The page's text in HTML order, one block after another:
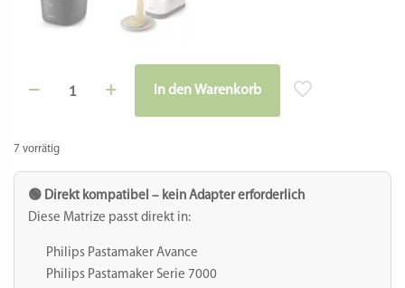
7 vorrätig
Pro-
für
Philips
Pastamaker
In den Warenkorb
🟢 Direkt kompatibel – kein Adapter erforderlich
Diese Matrize passt direkt in:
Philips Pastamaker Avance
Philips Pastamaker Serie 7000